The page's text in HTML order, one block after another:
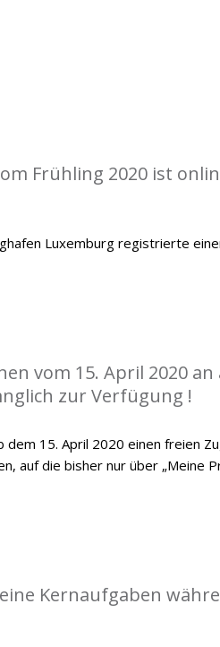
Frühling 2020 ist
Luxemburg registrierte
vom 15. April 2020
zur Verfügung !
15. April 2020 einen freien
auf die bisher nur über „Meine
Kernaufgaben